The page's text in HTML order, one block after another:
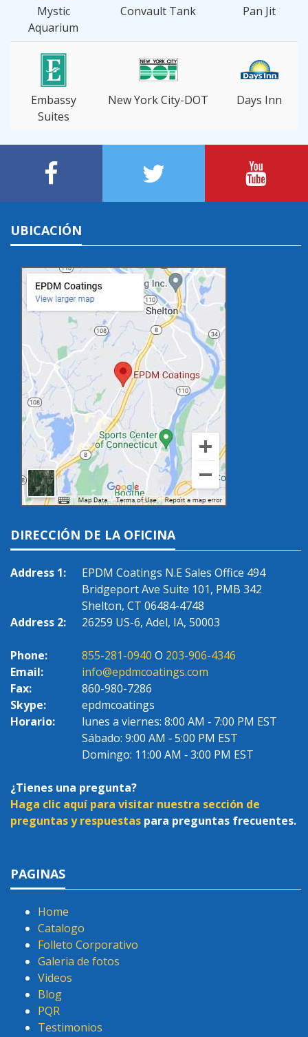
Mystic
Aquarium
Convault Tank Pan Jit
Embassy
Suites
New York City-DOT Days Inn
UBICACIÓN
DIRECCIÓN DE LA OFICINA
Address 1:
EPDM Coatings N.E Sales Office 494
Bridgeport Ave Suite 101, PMB 342
Shelton, CT 06484-4748
Address 2:
26259 US-6, Adel, IA, 50003
Phone: 855-281-0940 O 203-906-4346
Email:
info@epdmcoatings.com
Fax:
860-980-7286
Skype:
epdmcoatings
Horario:
lunes a viernes: 8:00 AM ‐ 7:00 PM EST
Sábado: 9:00 AM ‐ 5:00 PM EST
Domingo: 11:00 AM ‐ 3:00 PM EST
¿Tienes una pregunta?
Haga clic aquí para visitar nuestra sección de
preguntas y respuestas para preguntas frecuentes.
PAGINAS
Home
Catalogo
Folleto Corporativo
Galeria de fotos
Videos
Blog
PQR
Testimonios